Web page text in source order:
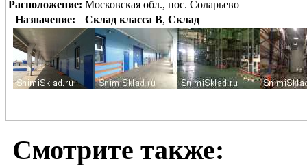
Расположение: Московская обл., пос. Соларьево
Назначение:
Склад класса B, Склад
Смотрите также: